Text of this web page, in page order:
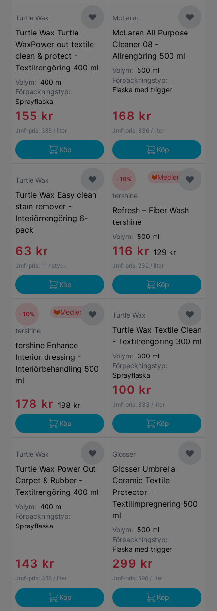
Turtle Wax
Turtle Wax Turtle
WaxPower out textile
clean & protect -
Textilrengöring 400 ml
Volym: 400 ml
Förpackningstyp:
Sprayflaska
155 kr
Jmf-pris: 388 / liter
Köp
McLaren
McLaren All Purpose
Cleaner 08 -
Allrengöring 500 ml
Volym: 500 ml
Förpackningstyp:
Flaska med trigger
168 kr
Jmf-pris: 336 / liter
Köp
Turtle Wax
Turtle Wax Easy clean
stain remover -
Interiörrengöring 6-
pack
63 kr
Jmf-pris: 11 / styck
Köp
Medlemspris
tershine
Refresh – Fiber Wash
tershine
Volym: 500 ml
116 kr 129 kr
Jmf-pris: 232 / liter
-10%
Köp
Medlemspris
tershine
tershine Enhance
Interior dressing -
Interiörbehandling 500
ml
178 kr 198 kr
-10%
Köp
Turtle Wax
Turtle Wax Textile Clean
- Textilrengöring 300 ml
Volym: 300 ml
Förpackningstyp:
Sprayflaska
100 kr
Jmf-pris: 333 / liter
Köp
Turtle Wax
Turtle Wax Power Out
Carpet & Rubber -
Textilrengöring 400 ml
Volym: 400 ml
Förpackningstyp:
Sprayflaska
143 kr
Jmf-pris: 358 / liter
Köp
Glosser
Glosser Umbrella
Ceramic Textile
Protector -
Textilimpregnering 500
ml
Volym: 500 ml
Förpackningstyp:
Flaska med trigger
299 kr
Jmf-pris: 598 / liter
Köp